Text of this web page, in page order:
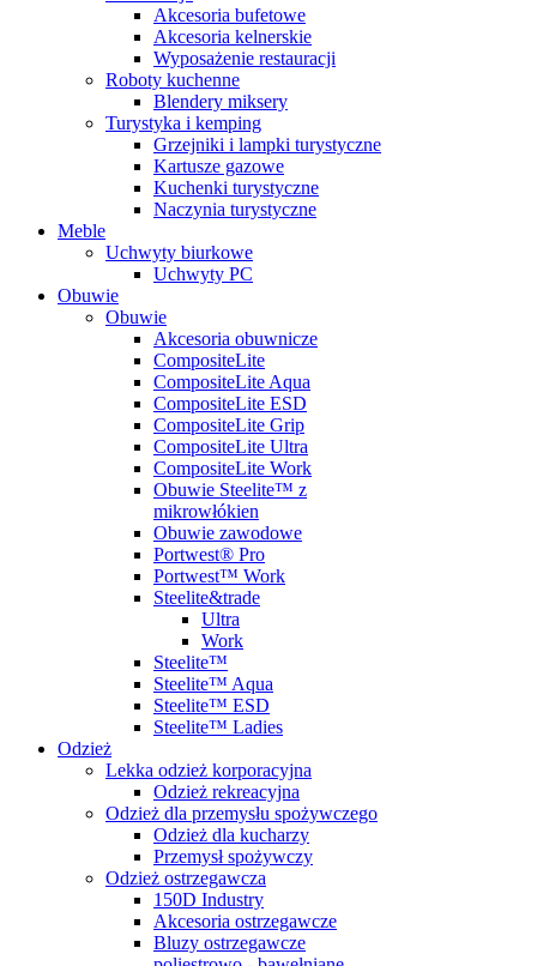
Akcesoria bufetowe
Akcesoria kelnerskie
Wyposażenie restauracji
Roboty kuchenne
Blendery miksery
Turystyka i kemping
Grzejniki i lampki turystyczne
Kartusze gazowe
Kuchenki turystyczne
Naczynia turystyczne
Meble
Uchwyty biurkowe
Uchwyty PC
Obuwie
Obuwie
Akcesoria obuwnicze
CompositeLite
CompositeLite Aqua
CompositeLite ESD
CompositeLite Grip
CompositeLite Ultra
CompositeLite Work
Obuwie Steelite™ z
mikrowłókien
Obuwie zawodowe
Portwest® Pro
Portwest™ Work
Steelite&trade
Ultra
Work
Steelite™
Steelite™ Aqua
Steelite™ ESD
Steelite™ Ladies
Odzież
Lekka odzież korporacyjna
Odzież rekreacyjna
Odzież dla przemysłu spożywczego
Odzież dla kucharzy
Przemysł spożywczy
Odzież ostrzegawcza
150D Industry
Akcesoria ostrzegawcze
Bluzy ostrzegawcze